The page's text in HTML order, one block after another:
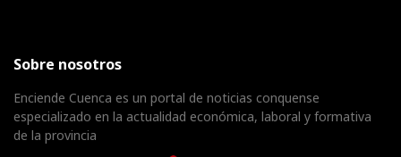
Sobre nosotros
Enciende Cuenca es un portal de noticias conquense
especializado en la actualidad económica, laboral y formativa
de la provincia